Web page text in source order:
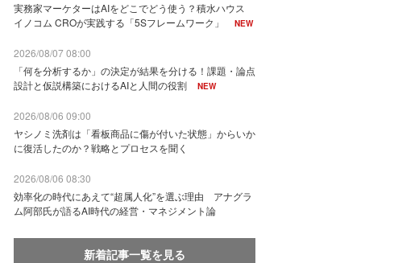
実務家マーケターはAIをどこでどう使う？積水ハウス
イノコム CROが実践する「5Sフレームワーク」
NEW
2026/08/07 08:00
「何を分析するか」の決定が結果を分ける！課題・論点
設計と仮説構築におけるAIと人間の役割
NEW
2026/08/06 09:00
ヤシノミ洗剤は「看板商品に傷が付いた状態」からいか
に復活したのか？戦略とプロセスを聞く
2026/08/06 08:30
効率化の時代にあえて“超属人化”を選ぶ理由 アナグラ
ム阿部氏が語るAI時代の経営・マネジメント論
新着記事一覧を見る